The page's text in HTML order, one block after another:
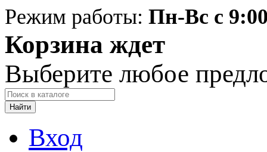
Режим работы: Пн-Вс с
Корзина ждет
Выберите любое
Найти
Вход